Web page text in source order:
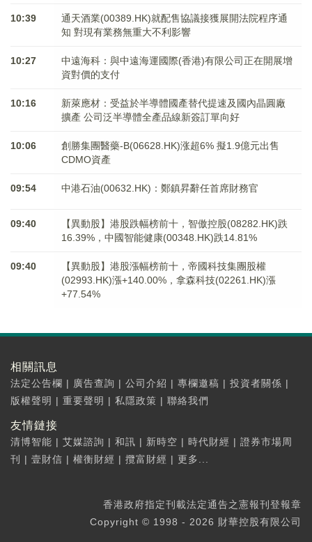
10:39
通天酒業(00389.HK)就配售協議接獲展開法院程序通
知 對現有業務無重大不利影響
10:27
中遠海科：與中遠海運國際(香港)有限公司正在開展增
資對價的支付
10:16
新萊應材：受益於半導體國產替代提速及國內晶圓廠
擴產 公司泛半導體全產品線新簽訂單向好
10:06
創勝集團醫藥-B(06628.HK)涨超6% 擬1.9億元出售
CDMO資產
09:54 中港石油(00632.HK)：鄭鎮昇辭任首席財務官
09:40
【異動股】港股跌幅榜前十，智傲控股(08282.HK)跌
16.39%，中國智能健康(00348.HK)跌14.81%
09:40
【異動股】港股漲幅榜前十，帝國科技集團股權
(02993.HK)漲+140.00%，拿森科技(02261.HK)漲
+77.54%
相關訊息
法定公告欄 | 廣告查詢 | 公司介紹 | 專欄邀稿 | 投資者關係 |
版權聲明 | 重要聲明 | 私隱政策 | 聯絡我們
友情鏈接
清博智能 | 艾媒諮詢 | 和訊 | 新時空 | 時代財經 | 證券市場周
刊
| 壹財信 | 權衡財經 | 攬富財經 | 更多...
香港政府指定刊載法定通告之憲報刊登報章
Copyright © 1998 - 2026 財華控股有限公司